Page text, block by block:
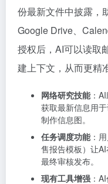
份最新文件中披露，
Google Drive、
授权后，AI可以读取
建上下文，从而更精
网络研究技能：
获取最新信息用
制作信息图。
任务调度功能：
售报告模板）让
最终审核发布。
现有工具增强 ：